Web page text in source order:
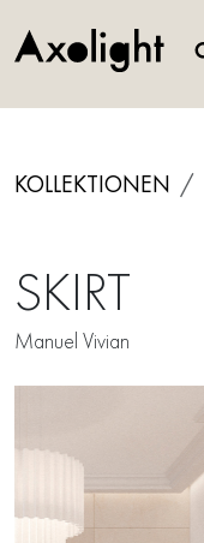
to
KOLLEKTIONEN
SKIRT
Manuel Vivian